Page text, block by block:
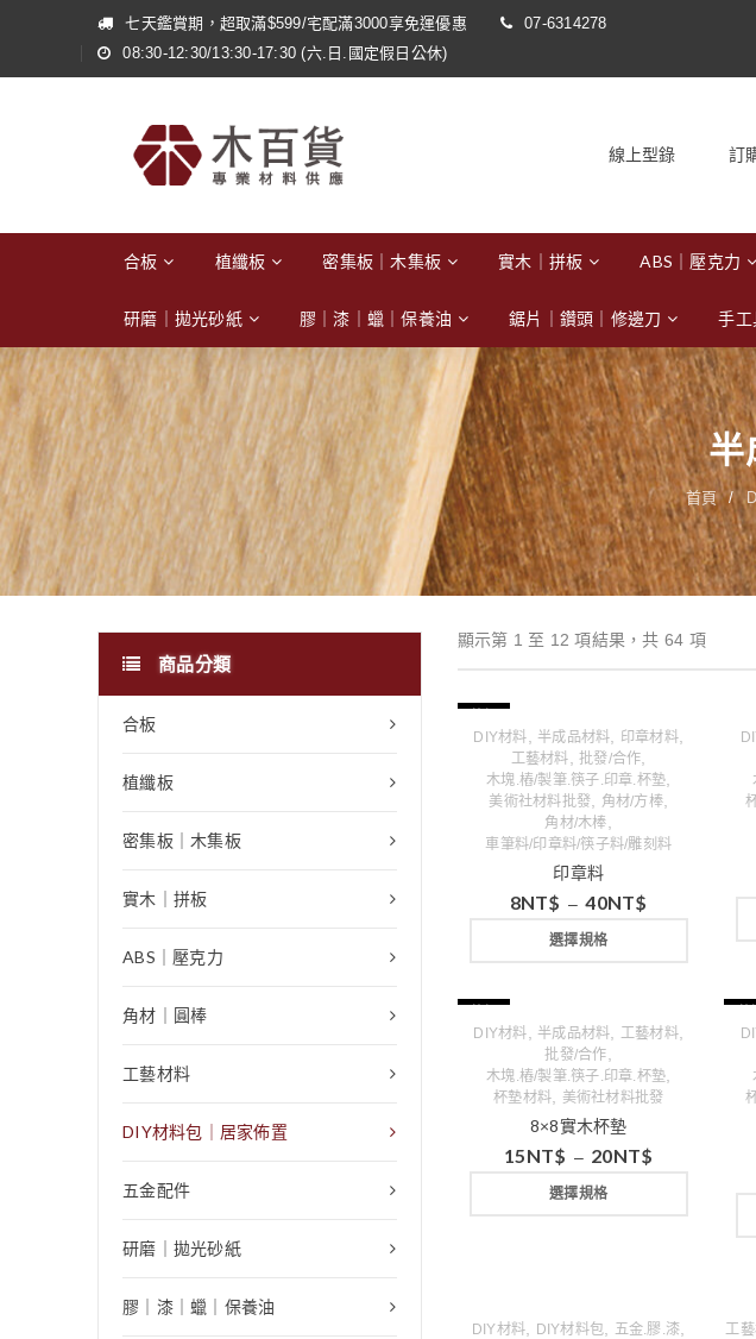
七天鑑賞期，超取滿$599/宅配滿3000享免運優惠
07-6314278
08:30-12:30/13:30-17:30 (六.日.國定假日公休)
線上型錄 訂
合板 植纖板 密集板｜木集板 實木｜拼板 ABS｜壓克力
研磨｜拋光砂紙 膠｜漆｜蠟｜保養油 鋸片｜鑽頭｜修邊刀 手工
半
首頁 /
商品分類
合板
植纖板
密集板｜木集板
實木｜拼板
ABS｜壓克力
角材｜圓棒
工藝材料
DIY材料包｜居家佈置
五金配件
研磨｜拋光砂紙
膠｜漆｜蠟｜保養油
顯示第 1 至 12 項結果，共 64 項
DIY材料 半成品材料 印章材料,
工藝材料 ,批發/合作
木塊.樁/製筆.筷子.印章.杯墊
美術社材料批發 角材/方棒,
角材/木棒
車筆料/印章料/筷子料/雕刻料
印章料
8NT$ – 40NT$
選擇規格
DIY材料 半成品材料 工藝材料,
批發/合作
木塊.樁/製筆.筷子.印章.杯墊
杯墊材料 美術社材料批發
8×8實木杯墊
15NT$ – 20NT$
選擇規格
DIY材料 DIY材料包 五金.膠.漆 工